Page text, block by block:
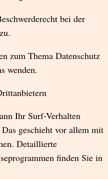
bei der
zum Thema Datenschutz
wenden.
Ihr Surf-Verhalten
geschieht vor allem mit
Detaillierte
finden Sie in